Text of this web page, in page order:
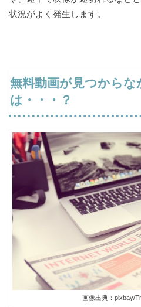
状況がよく発生します。
無料動画が見つからな
は・・・？
画像出典：pixbay/